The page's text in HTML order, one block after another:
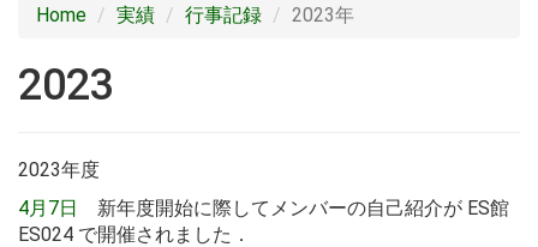
Home 実績 行事記録 2023年
2023
2023年度
4月7日
新年度開始に際してメンバーの自己紹介が ES館
ES024 で開催されました．